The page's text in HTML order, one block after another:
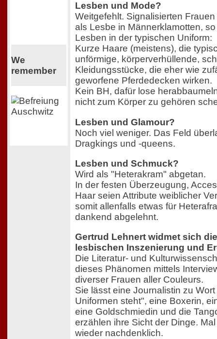
We
remember
Lesben und Mode?
Weitgefehlt. Signalisierten
als Lesbe in Männerklamotten,
Lesben in der typischen Uniform:
Kurze Haare (meistens), die
unförmige, körperverhüllende,
Kleidungsstücke, die eher wie
geworfene Pferdedecken wirken.
Kein BH, dafür lose
nicht zum Körper zu gehören
Lesben und Glamour?
Noch viel weniger. Das Feld
Dragkings und -queens.
Lesben und Schmuck?
Wird als "Heterakram" abgetan.
In der festen Überzeugung,
Haar seien Attribute weiblicher
somit allenfalls etwas für
dankend abgelehnt.
Gertrud Lehnert widmet sich
lesbischen Inszenierung und
Die Literatur- und
dieses Phänomen mittels
diverser Frauen aller Couleurs.
Sie lässt eine Journalistin zu
Uniformen steht", eine Boxerin,
eine Goldschmiedin und die
erzählen ihre Sicht der Dinge.
wieder nachdenklich.